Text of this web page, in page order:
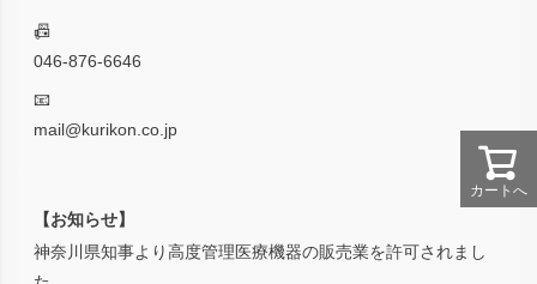
カートへ
📠
046-876-6646
📧
mail@kurikon.co.jp
【お知らせ】
神奈川県知事より高度管理医療機器の販売業を許可されまし